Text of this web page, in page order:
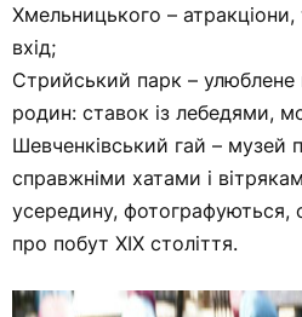
Хмельницького –
вхід;
Стрийський парк – улюблене
родин: ставок із лебедями,
Шевченківський гай – музей
справжніми хатами і
усередину, фотографуються,
про побут ХІХ століття.